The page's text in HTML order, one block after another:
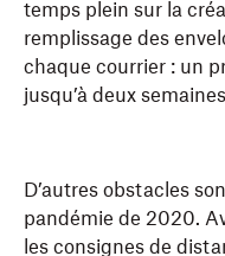
temps plein sur la
remplissage des
chaque courrier : un
jusqu’à deux
D’autres obstacles
pandémie de 2020.
les consignes de